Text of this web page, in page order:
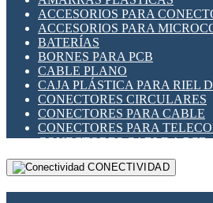
INDICADORES PARA PANEL
INTERFACES DE RELÉ
INTERRUPTORES FIN DE
LLAVES CONMUTADORAS
MEDIDORES DE ENERGÍA Y
MOTORES PASO A PASO
PANTALLAS HMI
PLC -CONTROLADORES
PROGRAMADORES DE
RELÉS DE PROTECCIÓN
SENSORES CAPACITIVOS
ACCESORIOS PARA
ACCESORIOS PARA
BATERÍAS
BORNES PARA PCB
CABLE PLANO
CAJA PLÁSTICA PARA RIEL
CONECTORES CIRCULARES
CONECTORES PARA CABLE
CONECTORES PARA
CONECTORES CABLE A PCB
CONECTORES PCB A CABLE
DIP SWITCHESCONECTIVIDAD